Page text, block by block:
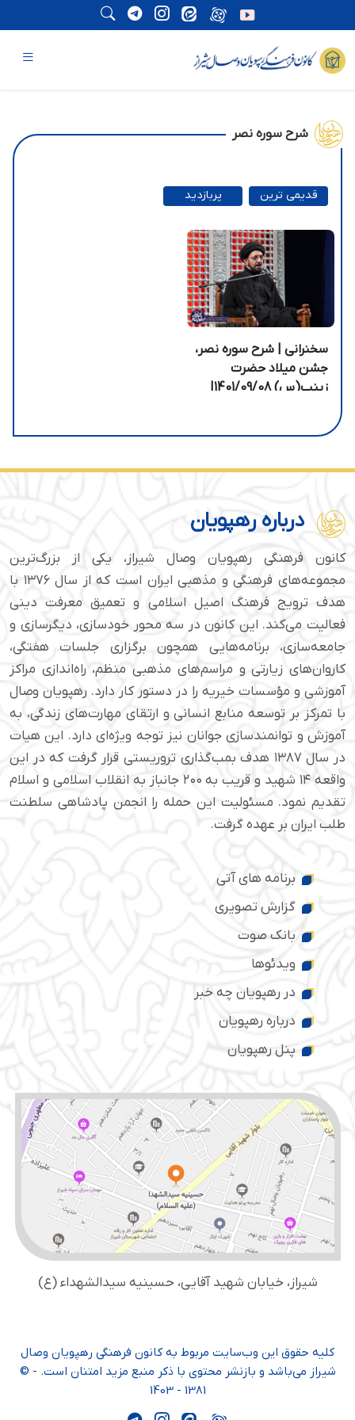
شرح سوره نصر
پربازدید
قدیمی ترین
سخنرانی | شرح سوره نصر،
جشن میلاد حضرت
زینب(س) 1401/09/08|
درباره رهپویان
کانون فرهنگی رهپویان وصال شیراز، یکی از بزرگ‌ترین
مجموعه‌های فرهنگی و مذهبی ایران است که از سال ۱۳۷۶ با
هدف ترویج فرهنگ اصیل اسلامی و تعمیق معرفت دینی
فعالیت می‌کند. این کانون در سه محور خودسازی، دیگرسازی و
جامعه‌سازی، برنامه‌هایی همچون برگزاری جلسات هفتگی،
کاروان‌های زیارتی و مراسم‌های مذهبی منظم، راه‌اندازی مراکز
آموزشی و مؤسسات خیریه را در دستور کار دارد. رهپویان وصال
با تمرکز بر توسعه منابع انسانی و ارتقای مهارت‌های زندگی، به
آموزش و توانمندسازی جوانان نیز توجه ویژه‌ای دارد. این هیات
در سال ۱۳۸۷ هدف بمب‌گذاری تروریستی قرار گرفت که در این
واقعه ۱۴ شهید و قریب به ۲۰۰ جانباز به انقلاب اسلامی و اسلام
تقدیم نمود. مسئولیت این حمله را انجمن پادشاهی سلطنت
طلب ایران بر عهده گرفت.
برنامه های آتی
گزارش تصویری
بانک صوت
ویدئوها
در رهپویان چه خبر
درباره رهپویان
پنل رهپویان
شیراز، خیابان شهید آقایی، حسینیه سید‌الشهداء (ع)
کلیه حقوق این وب‌سایت مربوط به کانون فرهنگی رهپویان وصال
شیراز می‌باشد و بازنشر محتوی با ذکر منبع مزید امتنان است. - ©
1381 - 1403